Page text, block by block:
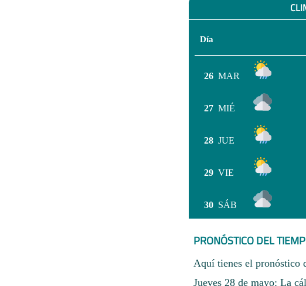
Día
26 MAR
27 MIÉ
28 JUE
29 VIE
30 SÁB
PRONÓSTICO DEL
Aquí tienes el pronóstico
Jueves 28 de mayo: La